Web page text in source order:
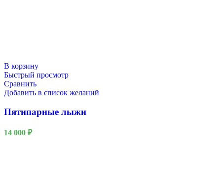
В корзину
Быстрый просмотр
Сравнить
Добавить в список желаний
Пятипарные лыжи
14 000 ₽